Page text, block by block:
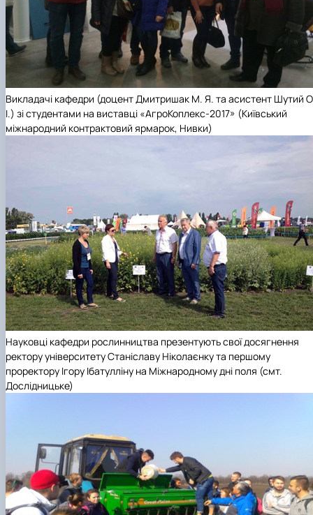
Викладачі кафедри (доцент Дмитришак М. Я. та асистент Шутий
І.) зі студентами на виставці «АгроКоплекс-2017» (Київський
міжнародний контрактовий ярмарок, Нивки)
Науковці кафедри рослинництва презентують свої досягнення
ректору університету Станіславу Ніколаєнку та першому
проректору Ігору Ібатулліну на Міжнародному дні поля (смт.
Дослідницьке)